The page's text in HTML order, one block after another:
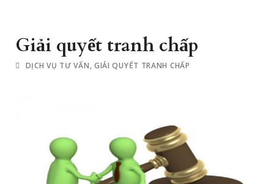
Giải quyết tranh chấp
DỊCH VỤ TƯ VẤN, GIẢI QUYẾT TRANH CHẤP